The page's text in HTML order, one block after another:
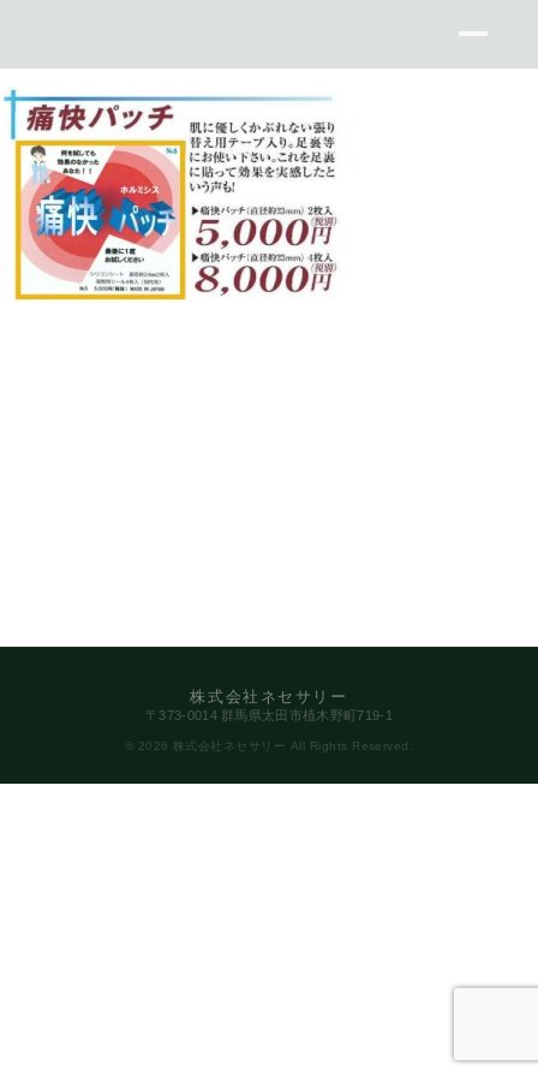
株式会社ネセサリー
〒373-0014 群馬県太田市植木野町719-1
© 2026 株式会社ネセサリー All Rights Reserved.